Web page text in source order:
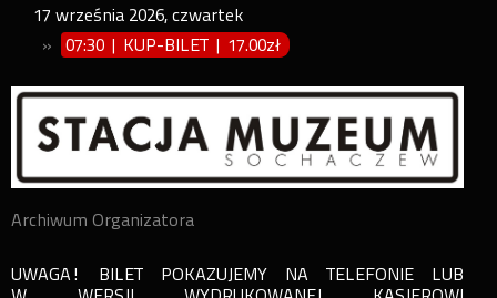
17 września 2026, czwartek
»
07:30 | KUP-BILET | 17.00zł
Archiwum Organizatora
UWAGA! BILET POKAZUJEMY NA TELEFONIE LUB